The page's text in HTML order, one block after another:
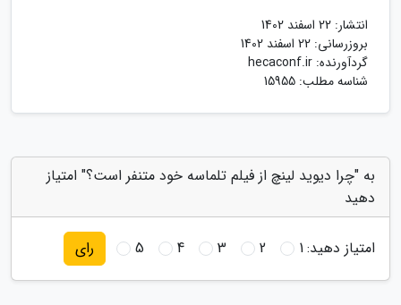
انتشار: 22 اسفند 1402
بروزرسانی: 22 اسفند 1402
گردآورنده: hecaconf.ir
شناسه مطلب: 15955
به "چرا دیوید لینچ از فیلم تلماسه خود متنفر است؟" امتیاز
دهید
امتیاز دهید:1
2
3
4
5 رای